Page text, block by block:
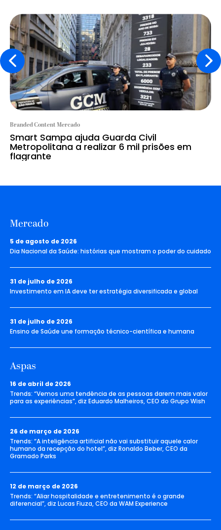
Branded Content Mercado
Smart Sampa ajuda Guarda Civil
Metropolitana a realizar 6 mil prisões em
flagrante
Mercado
5 de agosto de 2026
Dia Nacional da Saúde: histórias que mostram o poder do cuidado
31 de julho de 2026
Investimento em IA deve ter estratégia diversificada e global
31 de julho de 2026
Ensino de Saúde une formação técnico-científica e humana
Aspas
16 de abril de 2026
Trends: “Vemos uma tendência de as pessoas darem mais valor
para as experiências”, diz Eduardo Malheiros, CEO do Grupo Wish
26 de março de 2026
Trends: “A inteligência artificial não vai substituir aquele calor
humano da recepção do hotel”, diz Ronaldo Beber, CEO da
Gramado Parks
12 de março de 2026
Trends: “Aliar hospitalidade e entretenimento é o grande
diferencial”, diz Lucas Fiuza, CEO da WAM Experience